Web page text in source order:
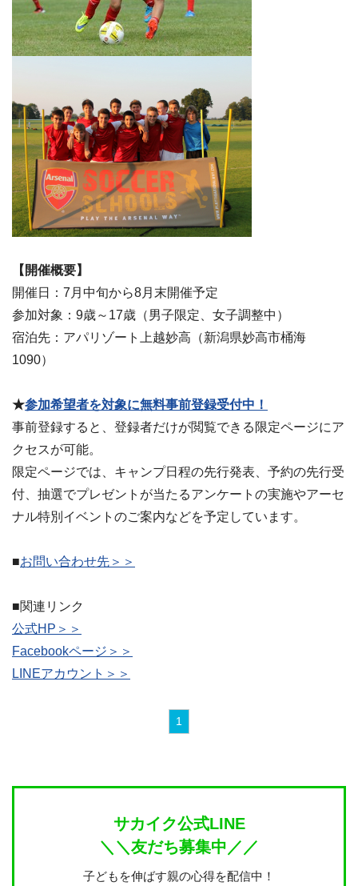
【開催概要】
開催日：7月中旬から8月末開催予定
参加対象：9歳～17歳（男子限定、女子調整中）
宿泊先：アパリゾート上越妙高（新潟県妙高市桶海
1090）
★参加希望者を対象に無料事前登録受付中！
事前登録すると、登録者だけが閲覧できる限定ページにア
クセスが可能。
限定ページでは、キャンプ日程の先行発表、予約の先行受
付、抽選でプレゼントが当たるアンケートの実施やアーセ
ナル特別イベントのご案内などを予定しています。
■お問い合わせ先＞＞
■関連リンク
公式HP＞＞
Facebookページ＞＞
LINEアカウント＞＞
1
サカイク公式LINE
＼＼友だち募集中／／
子どもを伸ばす親の心得を配信中！